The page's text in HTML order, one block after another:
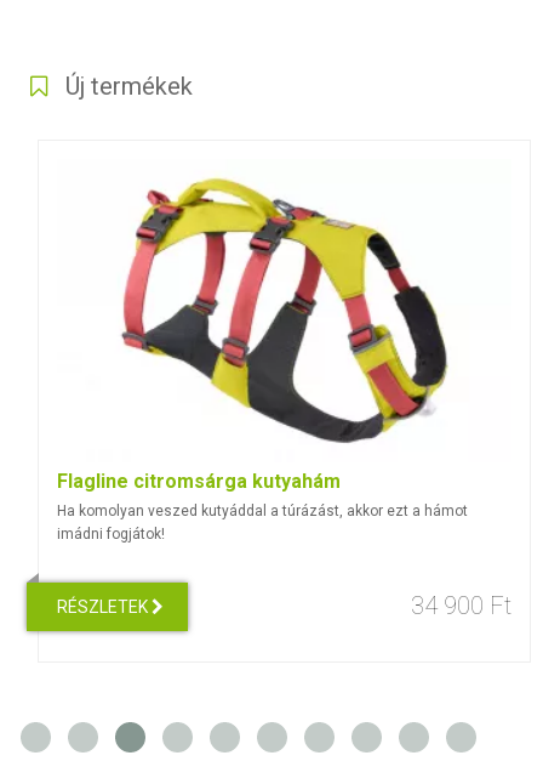
Új termékek
Flagline citromsárga kutyahám
Ha komolyan veszed kutyáddal a túrázást, akkor ezt a hámot
imádni fogjátok!
34 900 Ft
RÉSZLETEK